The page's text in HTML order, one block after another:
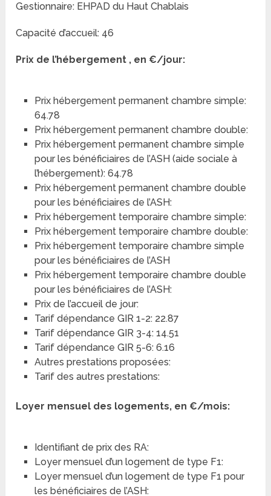
Gestionnaire: EHPAD du Haut Chablais
Capacité d’accueil: 46
Prix de l’hébergement , en €/jour:
Prix hébergement permanent chambre simple:
64.78
Prix hébergement permanent chambre double:
Prix hébergement permanent chambre simple
pour les bénéficiaires de l’ASH (aide sociale à
l’hébergement): 64.78
Prix hébergement permanent chambre double
pour les bénéficiaires de l’ASH:
Prix hébergement temporaire chambre simple:
Prix hébergement temporaire chambre double:
Prix hébergement temporaire chambre simple
pour les bénéficiaires de l’ASH
Prix hébergement temporaire chambre double
pour les bénéficiaires de l’ASH:
Prix de l’accueil de jour:
Tarif dépendance GIR 1-2: 22.87
Tarif dépendance GIR 3-4: 14.51
Tarif dépendance GIR 5-6: 6.16
Autres prestations proposées:
Tarif des autres prestations:
Loyer mensuel des logements, en €/mois:
Identifiant de prix des RA:
Loyer mensuel d’un logement de type F1:
Loyer mensuel d’un logement de type F1 pour
les bénéficiaires de l’ASH: